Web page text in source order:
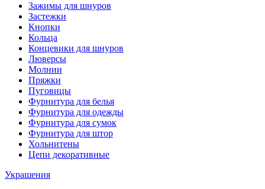
Зажимы для шнуров
Застежки
Кнопки
Кольца
Концевики для шнуров
Люверсы
Молнии
Пряжки
Пуговицы
Фурнитура для белья
Фурнитура для одежды
Фурнитура для сумок
Фурнитура для штор
Хольнитены
Цепи декоративные
Украшения